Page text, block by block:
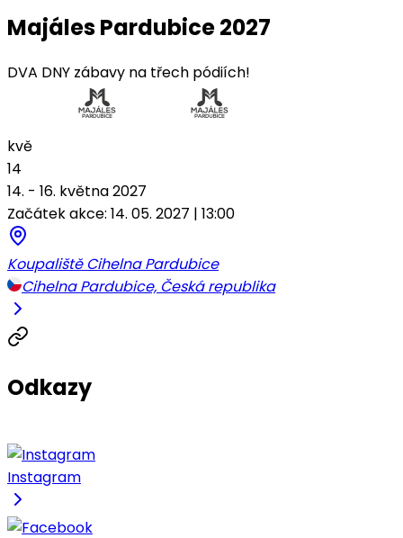
Majáles Pardubice 2027
DVA DNY zábavy na třech pódiích!
kvě
14
14. - 16. května 2027
Začátek akce: 14. 05. 2027 | 13:00
Koupaliště Cihelna Pardubice
Cihelna Pardubice, Česká republika
Odkazy
Instagram